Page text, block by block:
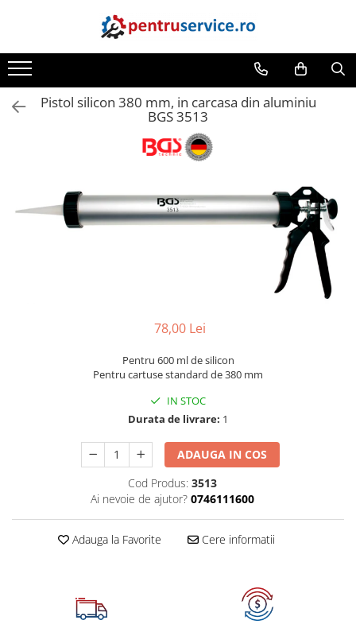
Toate Produsele
Scule Speciale
Scule pentru Motociclete
Extractoare, Injectoare, Rulmenti
Tinichigerie, Caroserie
Dispozitiv de testare
Alternator, Fulie
Scule Fixare Distributie
Pistol silicon 380 mm, in carcasa din aluminiu
BGS 3513
78,00 Lei
Pentru 600 ml de silicon
Pentru cartuse standard de 380 mm
IN STOC
Durata de livrare: 1
ADAUGA IN COS
Cod Produs: 3513
Ai nevoie de ajutor? 0746111600
Adauga la Favorite Cere informatii